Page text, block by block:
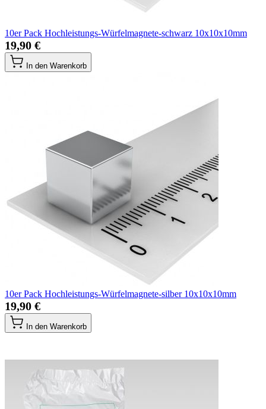
10er Pack Hochleistungs-Würfelmagnete-schwarz 10x10x10mm
19,90 €
In den Warenkorb
10er Pack Hochleistungs-Würfelmagnete-silber 10x10x10mm
19,90 €
In den Warenkorb